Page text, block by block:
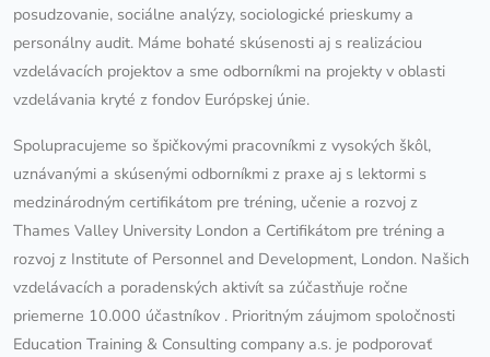
posudzovanie, sociálne analýzy, sociologické prieskumy a
personálny audit. Máme bohaté skúsenosti aj s realizáciou
vzdelávacích projektov a sme odborníkmi na projekty v oblasti
vzdelávania kryté z fondov Európskej únie.
Spolupracujeme so špičkovými pracovníkmi z vysokých škôl,
uznávanými a skúsenými odborníkmi z praxe aj s lektormi s
medzinárodným certifikátom pre tréning, učenie a rozvoj z
Thames Valley University London a Certifikátom pre tréning a
rozvoj z Institute of Personnel and Development, London. Našich
vzdelávacích a poradenských aktivít sa zúčastňuje ročne
priemerne 10.000 účastníkov . Prioritným záujmom spoločnosti
Education Training & Consulting company a.s. je podporovať